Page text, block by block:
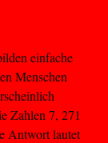
einfache
Menschen
Zahlen 7, 271
Antwort lautet